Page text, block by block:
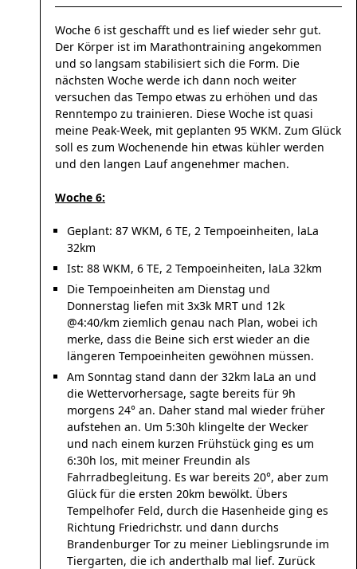
Woche 6 ist geschafft und es lief wieder sehr gut.
Der Körper ist im Marathontraining angekommen
und so langsam stabilisiert sich die Form. Die
nächsten Woche werde ich dann noch weiter
versuchen das Tempo etwas zu erhöhen und das
Renntempo zu trainieren. Diese Woche ist quasi
meine Peak-Week, mit geplanten 95 WKM. Zum Glück
soll es zum Wochenende hin etwas kühler werden
und den langen Lauf angenehmer machen.
Woche 6:
Geplant: 87 WKM, 6 TE, 2 Tempoeinheiten, laLa
32km
Ist: 88 WKM, 6 TE, 2 Tempoeinheiten, laLa 32km
Die Tempoeinheiten am Dienstag und
Donnerstag liefen mit 3x3k MRT und 12k
@4:40/km ziemlich genau nach Plan, wobei ich
merke, dass die Beine sich erst wieder an die
längeren Tempoeinheiten gewöhnen müssen.
Am Sonntag stand dann der 32km laLa an und
die Wettervorhersage, sagte bereits für 9h
morgens 24° an. Daher stand mal wieder früher
aufstehen an. Um 5:30h klingelte der Wecker
und nach einem kurzen Frühstück ging es um
6:30h los, mit meiner Freundin als
Fahrradbegleitung. Es war bereits 20°, aber zum
Glück für die ersten 20km bewölkt. Übers
Tempelhofer Feld, durch die Hasenheide ging es
Richtung Friedrichstr. und dann durchs
Brandenburger Tor zu meiner Lieblingsrunde im
Tiergarten, die ich anderthalb mal lief. Zurück